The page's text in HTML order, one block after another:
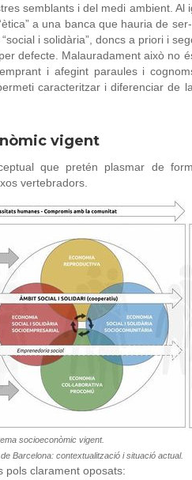
semblants i del medi ambient. Al
a una banca que hauria de
i solidària”, doncs a priori i
defecte. Malauradament això no
i afegint paraules i
caracteritzar i diferenciar de
vigent
que pretén plasmar de
vertebradors.
socioeconòmic vigent.
Barcelona: contextualització i situació actual.
pols clarament oposats: